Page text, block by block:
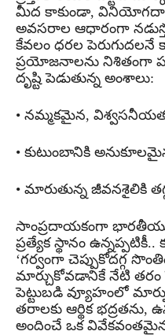
మీద కాకుండా,
అవసరాల ఆధారంగా
కేవలం ధరల పెరుగుదలనే
ప్రయోజనాలను నిశితంగా
దృష్టి పెడుతున్న అంశాలు:
• నమ్మకమైన, విశ్వసనీయత
• కుటుంబానికి
• మారుతున్న జీవనశైలికి
సాంప్రదాయకంగా
ప్రత్యేక స్థానం
‘గర్వంగా చెప్పుకోదగ్గ
మార్చుకోవడానికే నేటి తరం
పెట్టుబడి వ్యూహంలో
తరాలకు ఆర్థిక
అందించే ఒక